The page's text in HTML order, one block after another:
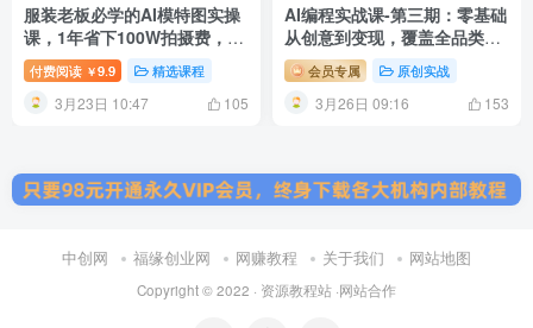
服装老板必学的AI模特图实操
课，1年省下100W拍摄费，1
天搞定整个季度上新
付费阅读 ￥9.9 精选课程
3月23日 10:47 105
AI编程实战课-第三期：零基础
从创意到变现，覆盖全品类产
品开发，把想法变成赚钱的商
业项目会员专属 原创实战
3月26日 09:16 153
中创网 福缘创业网 网赚教程 关于我们 网站地图
Copyright © 2022 · 资源教程站 ·网站合作